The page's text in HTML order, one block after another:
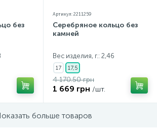
без
Артикул: 2211259
Серебряное кольцо без
камней
Вес изделия, г.: 2,46
17 17,5
4 170.50 грн
1 669 грн /шт.
больше товаров